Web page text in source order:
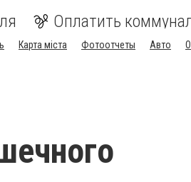
Оплатить
Карта міста Фотоотчеты Авто